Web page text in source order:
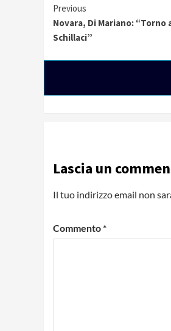
Continue
Reading
Previous
Novara, Di Mariano: “Torno
Schillaci”
Lascia un
Il tuo indirizzo email non
Commento*